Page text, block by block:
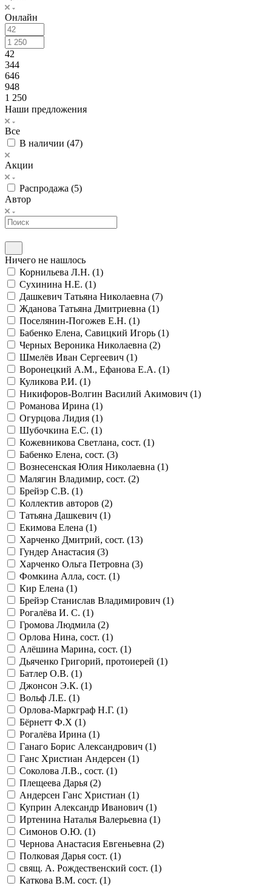
Онлайн
42
344
646
948
1 250
Наши предложения
Все
В наличии (47)
Акции
Распродажа (5)
Автор
Ничего не нашлось
Корнильева Л.Н. (1)
Сухинина Н.Е. (1)
Дашкевич Татьяна Николаевна (7)
Жданова Татьяна Дмитриевна (1)
Поселянин-Погожев Е.Н. (1)
Бабенко Елена, Савицкий Игорь (1)
Черных Вероника Николаевна (2)
Шмелёв Иван Сергеевич (1)
Воронецкий А.М., Ефанова Е.А. (1)
Куликова Р.И. (1)
Никифоров-Волгин Василий Акимович (1)
Романова Ирина (1)
Огурцова Лидия (1)
Шубочкина Е.С. (1)
Кожевникова Светлана, сост. (1)
Бабенко Елена, сост. (3)
Вознесенская Юлия Николаевна (1)
Малягин Владимир, сост. (2)
Брейэр С.В. (1)
Коллектив авторов (2)
Татьяна Дашкевич (1)
Екимова Елена (1)
Харченко Дмитрий, сост. (13)
Гундер Анастасия (3)
Харченко Ольга Петровна (3)
Фомкина Алла, сост. (1)
Кир Елена (1)
Брейэр Станислав Владимирович (1)
Рогалёва И. С. (1)
Громова Людмила (2)
Орлова Нина, сост. (1)
Алёшина Марина, сост. (1)
Дьяченко Григорий, протоиерей (1)
Батлер О.В. (1)
Джонсон Э.К. (1)
Вольф Л.Е. (1)
Орлова-Маркграф Н.Г. (1)
Бёрнетт Ф.Х (1)
Рогалёва Ирина (1)
Ганаго Борис Александрович (1)
Ганс Христиан Андерсен (1)
Соколова Л.В., сост. (1)
Плещеева Дарья (2)
Андерсен Ганс Христиан (1)
Куприн Александр Иванович (1)
Иртенина Наталья Валерьевна (1)
Симонов О.Ю. (1)
Чернова Анастасия Евгеньевна (2)
Полковая Дарья сост. (1)
свящ. А. Рождественский сост. (1)
Каткова В.М. сост. (1)